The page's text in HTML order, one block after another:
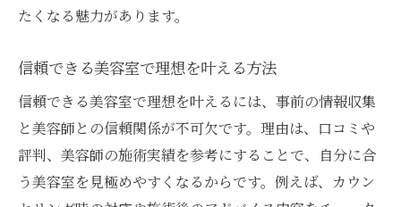
たくなる魅力があります。
信頼できる美容室で理想を叶える方法
信頼できる美容室で理想を叶えるには、事前の情報収集
と美容師との信頼関係が不可欠です。理由は、口コミや
評判、美容師の施術実績を参考にすることで、自分に合
う美容室を見極めやすくなるからです。例えば、カウン